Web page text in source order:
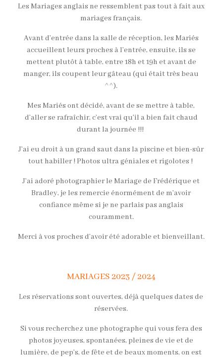
Les Mariages anglais ne ressemblent pas tout à fait aux
mariages français.
Avant d’entrée dans la salle de réception, les Mariés
accueillent leurs proches à l’entrée, ensuite, ils se
mettent plutôt à table, entre 18h et 19h et avant de
manger, ils coupent leur gâteau (qui était très beau
^^).
Mes Mariés ont décidé, avant de se mettre à table,
d’aller se rafraîchir, c’est vrai qu’il a bien fait chaud
durant la journée !!!
J’ai eu droit à un grand saut dans la piscine et bien-sûr
tout habiller ! Photos ultra géniales et rigolotes !
J’ai adoré photographier le Mariage de Frédérique et
Bradley, je les remercie énormément de m’avoir
confiance même si je ne parlais pas anglais
couramment.
Merci à vos proches d’avoir été adorable et bienveillant.
MARIAGES 2023 / 2024
Les réservations sont ouvertes, déjà quelques dates de
réservées.
Si vous recherchez une photographe qui vous fera des
photos joyeuses, spontanées, pleines de vie et de
lumière, de pep’s, de fête et de beaux moments, on est